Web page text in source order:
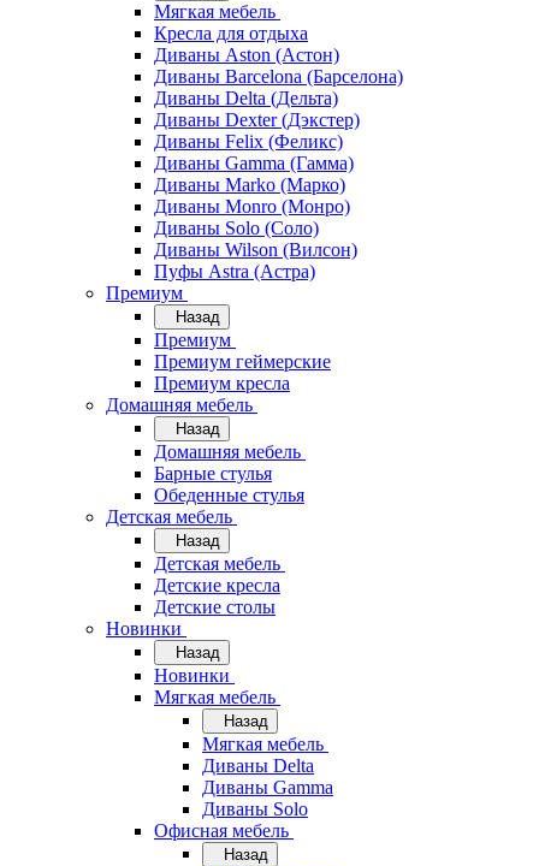
Мягкая мебель
Кресла для отдыха
Диваны Aston (Астон)
Диваны Barcelona (Барселона)
Диваны Delta (Дельта)
Диваны Dexter (Дэкстер)
Диваны Felix (Феликс)
Диваны Gamma (Гамма)
Диваны Marko (Марко)
Диваны Monro (Монро)
Диваны Solo (Соло)
Диваны Wilson (Вилсон)
Пуфы Astra (Астра)
Премиум
Назад
Премиум
Премиум геймерские
Премиум кресла
Домашняя мебель
Назад
Домашняя мебель
Барные стулья
Обеденные стулья
Детская мебель
Назад
Детская мебель
Детские кресла
Детские столы
Новинки
Назад
Новинки
Мягкая мебель
Назад
Мягкая мебель
Диваны Delta
Диваны Gamma
Диваны Solo
Офисная мебель
Назад